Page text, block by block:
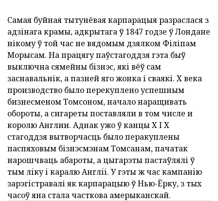
Самая буйная тытунёвая карпарацыя разраслася з
адзінага крамы, адкрытага ў 1847 годзе ў Лондане
нікому ў той час не вядомым дзялком Філіпам
Морысам. На працягу паўстагоддзя гэта быў
выключна сямейны бізнэс, які вёў сам
заснавальнік, а пазней яго жонка і сваякі. X века
производство было перекуплено успешным
бизнесменом Томсоном, начало наращивать
обороты, а сигареты поставляли в том числе и
королю Англии. Аднак ужо ў канцы XI X
стагоддзя вытворчасць было перакуплены
паспяховым бізнэсмэнам Томсанам, пачатак
нарошчваць абароты, а цыгарэты пастаўлялі ў
тым ліку і каралю Англіі. У гэты ж час кампанію
зарэгістравалі як карпарацыю ў Нью-Ёрку, з тых
часоў яна стала часткова амерыканскай.